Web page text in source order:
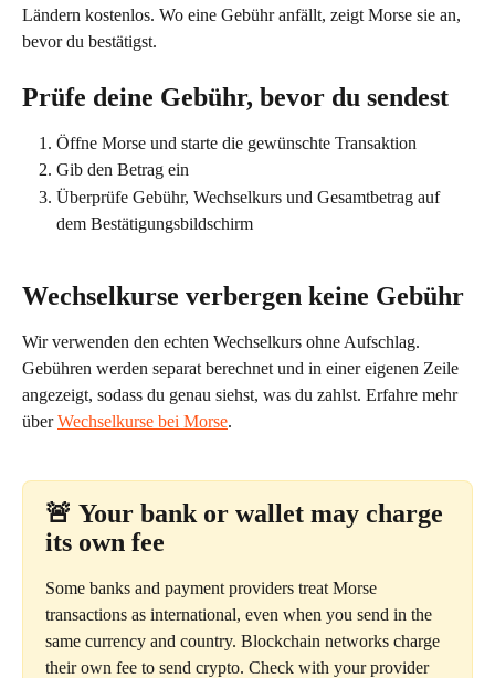
Ländern kostenlos. Wo eine Gebühr anfällt, zeigt Morse sie an,
bevor du bestätigst.
Prüfe deine Gebühr, bevor du sendest
Öffne Morse und starte die gewünschte Transaktion
Gib den Betrag ein
Überprüfe Gebühr, Wechselkurs und Gesamtbetrag auf
dem Bestätigungsbildschirm
Wechselkurse verbergen keine Gebühr
Wir verwenden den echten Wechselkurs ohne Aufschlag.
Gebühren werden separat berechnet und in einer eigenen Zeile
angezeigt, sodass du genau siehst, was du zahlst. Erfahre mehr
über Wechselkurse bei Morse.
🚨 Your bank or wallet may charge
its own fee
Some banks and payment providers treat Morse
transactions as international, even when you send in the
same currency and country. Blockchain networks charge
their own fee to send crypto. Check with your provider